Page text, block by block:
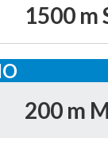
1500 m
200 m